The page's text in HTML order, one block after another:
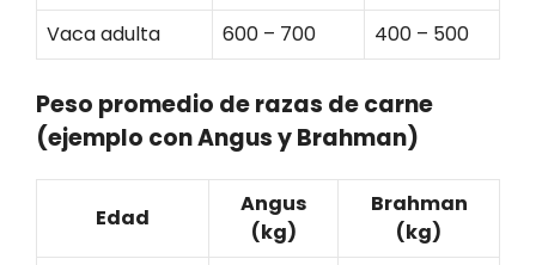
Vaca adulta
600 – 700 400 – 500
Peso promedio de razas de carne
(ejemplo con Angus y Brahman)
Edad
Angus
(kg)
Brahman
(kg)